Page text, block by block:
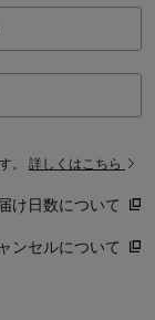
。 詳しくはこちら
け日数について
ンセルについて